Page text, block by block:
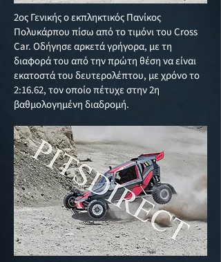
2ος Γενικής ο εκπληκτικός Πανίκος
Πολυκάρπου πίσω από το τιμόνι του Cross
Car. Οδήγησε αρκετά γρήγορα, με τη
διαφορά του από την πρώτη θέση να είναι
εκατοστά του δευτερολέπτου, με χρόνο το
2:16.62, τον οποίο πέτυχε στην 2η
βαθμολογημένη διαδρομή.